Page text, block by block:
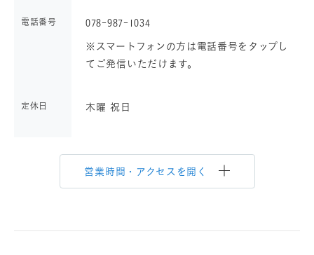
電話番号 078-987-1034
※スマートフォンの方は電話番号をタップし
てご発信いただけます。
定休日 木曜 祝日
営業時間・アクセスを開く